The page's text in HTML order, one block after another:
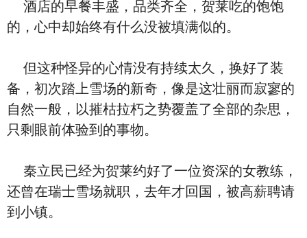
酒店的早餐丰盛，品类齐全，贺莱吃的饱饱
的，心中却始终有什么没被填满似的。
但这种怪异的心情没有持续太久，换好了装
备，初次踏上雪场的新奇，像是这壮丽而寂寥的
自然一般，以摧枯拉朽之势覆盖了全部的杂思，
只剩眼前体验到的事物。
秦立民已经为贺莱约好了一位资深的女教练，
还曾在瑞士雪场就职，去年才回国，被高薪聘请
到小镇。